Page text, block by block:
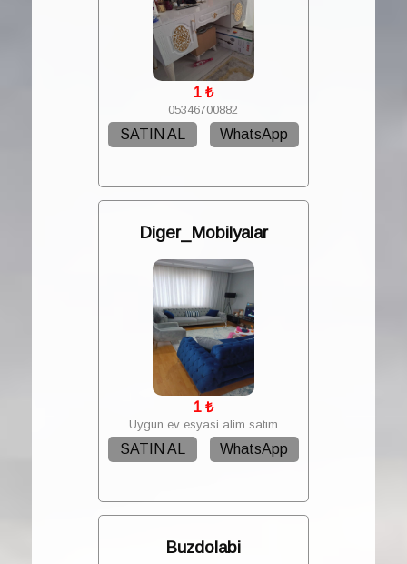
1₺
05346700882
SATIN AL WhatsApp
Diger_Mobilyalar
1₺
Uygun ev esyasi alim satım
SATIN AL WhatsApp
Buzdolabi